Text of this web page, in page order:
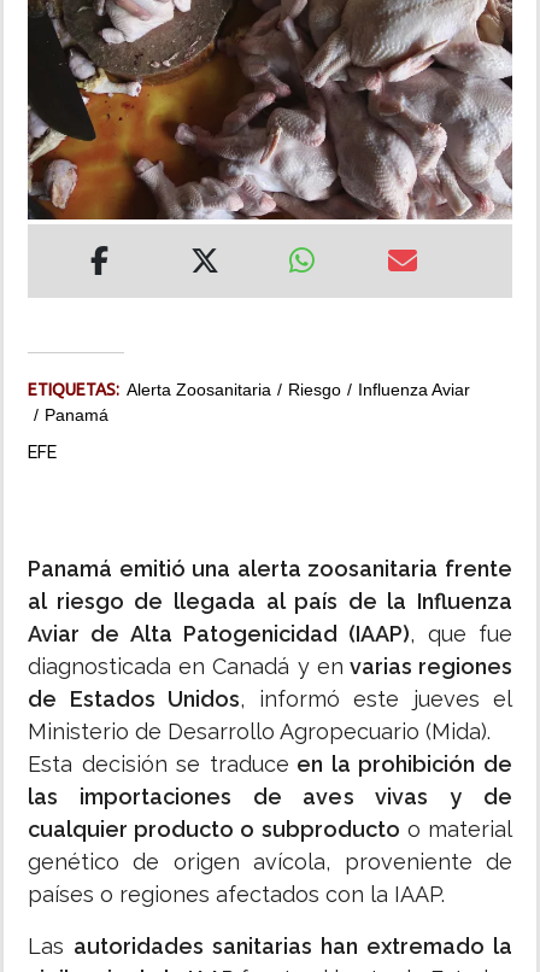
MUNDO
INSÓLITAS
MULTIMEDIA
ETIQUETAS: Alerta Zoosanitaria Riesgo
Influenza Aviar
Panamá
EFE
Panamá emitió una alerta zoosanitaria frente
al riesgo de llegada al país de la Influenza
Aviar de Alta Patogenicidad (IAAP), que fue
diagnosticada en Canadá y en varias regiones
de Estados Unidos, informó este jueves el
Ministerio de Desarrollo Agropecuario (Mida).
Esta decisión se traduce en la prohibición de
las importaciones de aves vivas y de
cualquier producto o subproducto o material
genético de origen avícola, proveniente de
países o regiones afectados con la IAAP.
Las autoridades sanitarias han extremado la